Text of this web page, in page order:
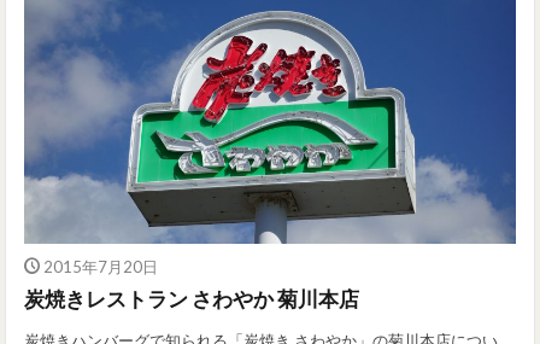
2015年7月20日
炭焼きレストラン さわやか 菊川本店
炭焼きハンバーグで知られる「炭焼き さわやか」の菊川本店につい